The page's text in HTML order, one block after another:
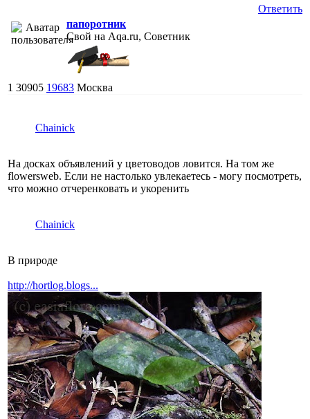
Ответить
папоротник
Свой на Aqa.ru, Советник
1 30905 19683 Москва
Chainick
На досках объявлений у цветоводов ловится. На том же
flowersweb. Если не настолько увлекаетесь - могу посмотреть,
что можно отчеренковать и укоренить
Chainick
В природе
http://hortlog.blogs...